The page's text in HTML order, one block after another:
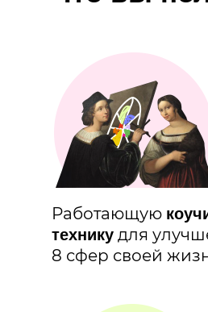
Работающую
технику для
8 сфер своей